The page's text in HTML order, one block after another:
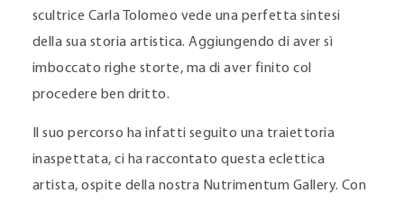
scultrice Carla Tolomeo vede una perfetta sintesi
della sua storia artistica. Aggiungendo di aver sì
imboccato righe storte, ma di aver finito col
procedere ben dritto.
Il suo percorso ha infatti seguito una traiettoria
inaspettata, ci ha raccontato questa eclettica
artista, ospite della nostra Nutrimentum Gallery. Con